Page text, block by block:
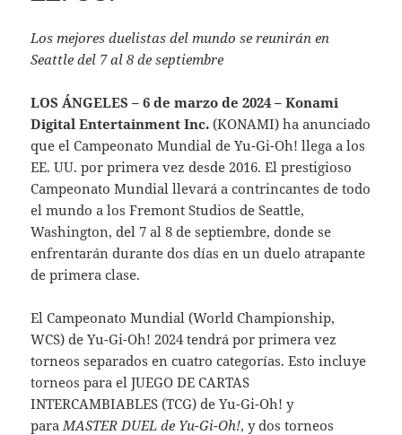
Los mejores duelistas del mundo se reunirán en
Seattle del 7 al 8 de septiembre
LOS ÁNGELES – 6 de marzo de 2024 – Konami
Digital Entertainment Inc. (KONAMI) ha anunciado
que el Campeonato Mundial de Yu-Gi-Oh! llega a los
EE. UU. por primera vez desde 2016. El prestigioso
Campeonato Mundial llevará a contrincantes de todo
el mundo a los Fremont Studios de Seattle,
Washington, del 7 al 8 de septiembre, donde se
enfrentarán durante dos días en un duelo atrapante
de primera clase.
El Campeonato Mundial (World Championship,
WCS) de Yu-Gi-Oh! 2024 tendrá por primera vez
torneos separados en cuatro categorías. Esto incluye
torneos para el JUEGO DE CARTAS
INTERCAMBIABLES (TCG) de Yu-Gi-Oh! y
para MASTER DUEL de Yu-Gi-Oh!, y dos torneos